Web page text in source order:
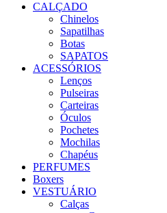
CALÇADO
Chinelos
Sapatilhas
Botas
SAPATOS
ACESSÓRIOS
Lenços
Pulseiras
Carteiras
Óculos
Pochetes
Mochilas
Chapéus
PERFUMES
Boxers
VESTUÁRIO
Calças